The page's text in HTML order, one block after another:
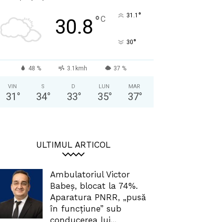
30.8 °C 31.1 °
30°
48 % 3.1kmh 37 %
VIN
31 °
S
34°
D
33°
LUN
35°
MAR
37°
ULTIMUL ARTICOL
Ambulatoriul Victor
Babeș, blocat la 74%.
Aparatura PNRR, „pusă
în funcțiune” sub
conducerea lui...